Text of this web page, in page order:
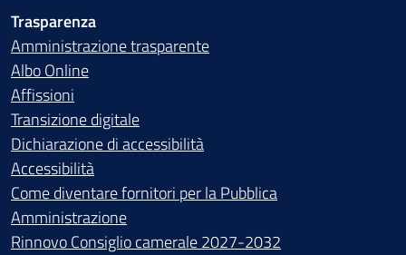
Trasparenza
Amministrazione trasparente
Albo Online
Affissioni
Transizione digitale
Dichiarazione di accessibilità
Accessibilità
Come diventare fornitori per la Pubblica
Amministrazione
Rinnovo Consiglio camerale 2027-2032